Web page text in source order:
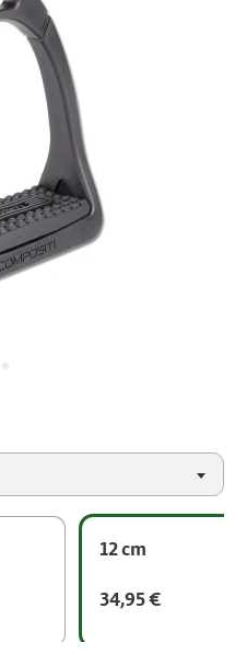
12 cm
34,95 €